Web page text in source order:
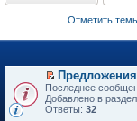
Отметить
П
е
р
Последнее
Добавлено в
Ответы: 32